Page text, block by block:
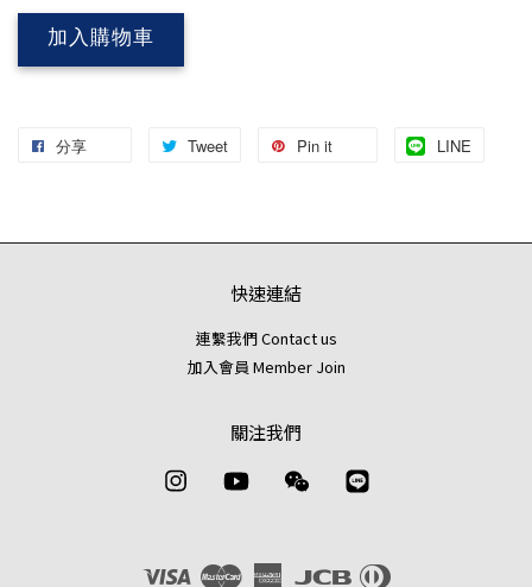
加入購物車
分享 Tweet Pin it LINE
快速連結
連繫我們 Contact us
加入會員 Member Join
關注我們
Instagram YouTube Wechat
Visa Master
American JCB Diners